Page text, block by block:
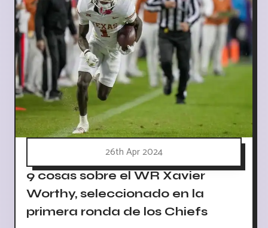
26th Apr 2024
9 cosas sobre el WR Xavier
Worthy, seleccionado en la
primera ronda de los Chiefs